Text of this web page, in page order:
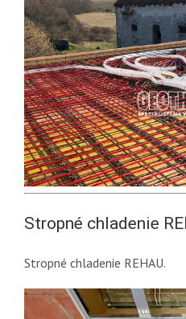
Stropné chladenie
Stropné chladenie REHAU.